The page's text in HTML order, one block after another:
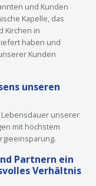
und Kunden
Kapelle, das
Kirchen in
haben und
Kunden
unseren
Lebensdauer unserer
mit höchstem
Partnern ein
Verhältnis